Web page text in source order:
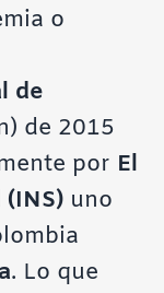
o
de
de 2015
por El
uno
. Lo que